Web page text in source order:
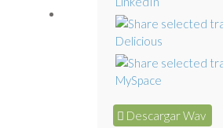
Descargar Wav